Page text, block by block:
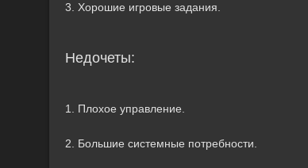
3. Хорошие игровые задания.
Недочеты:
1. Плохое управление.
2. Большие системные потребности.